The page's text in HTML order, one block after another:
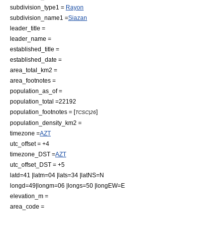
subdivision_type1 = Rayon
subdivision_name1 =Siazan
leader_title =
leader_name =
established_title =
established_date =
area_total_km2 =
area_footnotes =
population_as_of =
population_total =22192
population_footnotes = [TCSC|26]
population_density_km2 =
timezone =AZT
utc_offset = +4
timezone_DST =AZT
utc_offset_DST = +5
latd=41 |latm=04 |lats=34 |latNS=N
longd=49|longm=06 |longs=50 |longEW=E
elevation_m =
area_code =